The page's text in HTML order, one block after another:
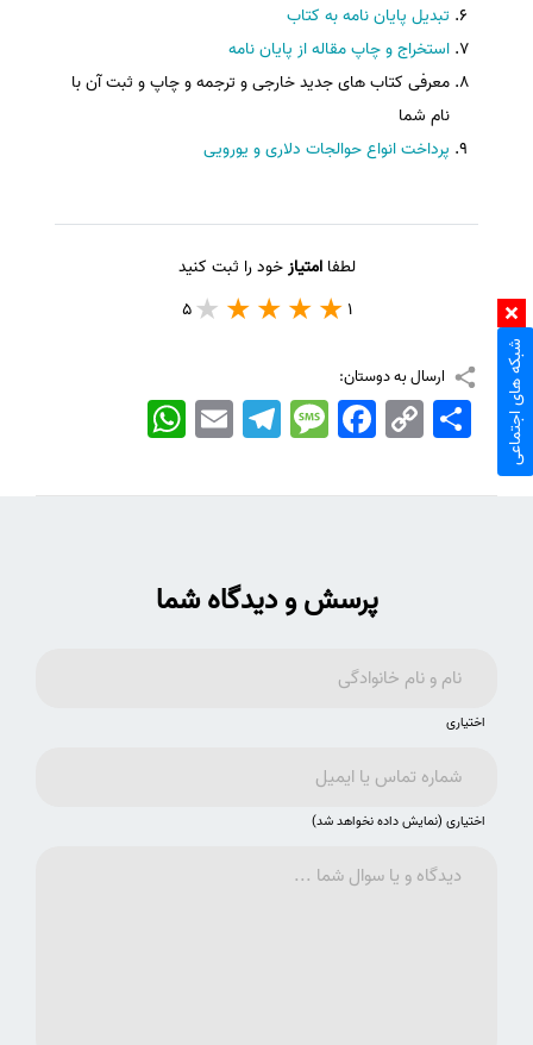
تبدیل پایان نامه به کتاب
استخراج و چاپ مقاله از پایان نامه
معرفی کتاب های جدید خارجی و ترجمه و چاپ و ثبت آن با
نام شما
پرداخت انواع حوالجات دلاری و یورویی
لطفاامتیازخود را ثبت کنید
1
5
ارسال به دوستان:
WhatsApp EmailTelegramMessageFacebook Copy
Link
اشتراک
پرسش و دیدگاه شما
اختیاری
اختیاری (نمایش داده نخواهد شد)
شبکه های اجتماعی